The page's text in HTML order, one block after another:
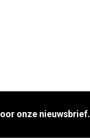
onze nieuwsbrief.